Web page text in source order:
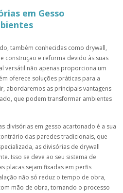
em Gesso
também conhecidas como drywall,
construção e reforma devido às suas
versátil não apenas proporciona um
oferece soluções práticas para a
abordaremos as principais vantagens
que podem transformar ambientes
divisórias em gesso acartonado é a sua
das paredes tradicionais, que
as divisórias de drywall
Isso se deve ao seu sistema de
placas sejam fixadas em perfis
não só reduz o tempo de obra,
mão de obra, tornando o processo